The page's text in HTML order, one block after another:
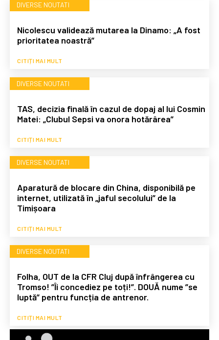
DIVERSE NOUTATI
Nicolescu validează mutarea la Dinamo: „A fost
prioritatea noastră”
CITIȚI MAI MULT
DIVERSE NOUTATI
TAS, decizia finală în cazul de dopaj al lui Cosmin
Matei: „Clubul Sepsi va onora hotărârea”
CITIȚI MAI MULT
DIVERSE NOUTATI
Aparatură de blocare din China, disponibilă pe
internet, utilizată în „jaful secolului” de la
Timișoara
CITIȚI MAI MULT
DIVERSE NOUTATI
Folha, OUT de la CFR Cluj după înfrângerea cu
Tromso! ”Îi concediez pe toți!”. DOUĂ nume ”se
luptă” pentru funcția de antrenor.
CITIȚI MAI MULT